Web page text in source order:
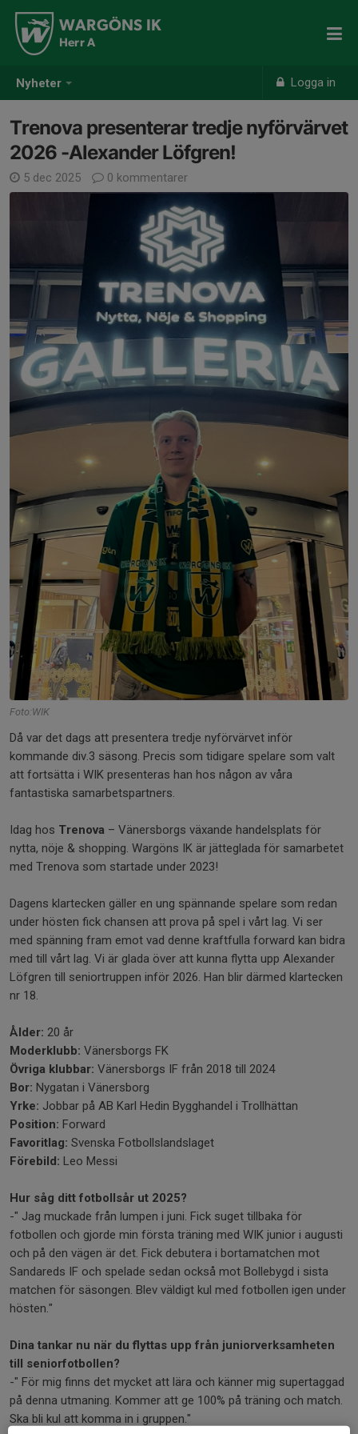
Nyheter Logga in
WARGÖNS IK
Herr A
Trenova presenterar tredje nyförvärvet
2026 -Alexander Löfgren!
5 dec 2025 0 kommentarer
Foto:WIK
Då var det dags att presentera tredje nyförvärvet inför
kommande div.3 säsong. Precis som tidigare spelare som valt
att fortsätta i WIK presenteras han hos någon av våra
fantastiska samarbetspartners.
Idag hos Trenova – Vänersborgs växande handelsplats för
nytta, nöje & shopping. Wargöns IK är jätteglada för samarbetet
med Trenova som startade under 2023!
Dagens klartecken gäller en ung spännande spelare som redan
under hösten fick chansen att prova på spel i vårt lag. Vi ser
med spänning fram emot vad denne kraftfulla forward kan bidra
med till vårt lag. Vi är glada över att kunna flytta upp Alexander
Löfgren till seniortruppen inför 2026. Han blir därmed klartecken
nr 18.
Ålder: 20 år
Moderklubb: Vänersborgs FK
Övriga klubbar: Vänersborgs IF från 2018 till 2024
Bor: Nygatan i Vänersborg
Yrke: Jobbar på AB Karl Hedin Bygghandel i Trollhättan
Position: Forward
Favoritlag: Svenska Fotbollslandslaget
Förebild: Leo Messi
Hur såg ditt fotbollsår ut 2025?
-" Jag muckade från lumpen i juni. Fick suget tillbaka för
fotbollen och gjorde min första träning med WIK junior i augusti
och på den vägen är det. Fick debutera i bortamatchen mot
Sandareds IF och spelade sedan också mot Bollebygd i sista
matchen för säsongen. Blev väldigt kul med fotbollen igen under
hösten."
Dina tankar nu när du flyttas upp från juniorverksamheten
till seniorfotbollen?
-" För mig finns det mycket att lära och känner mig supertaggad
på denna utmaning. Kommer att ge 100% på träning och match.
Ska bli kul att komma in i gruppen."